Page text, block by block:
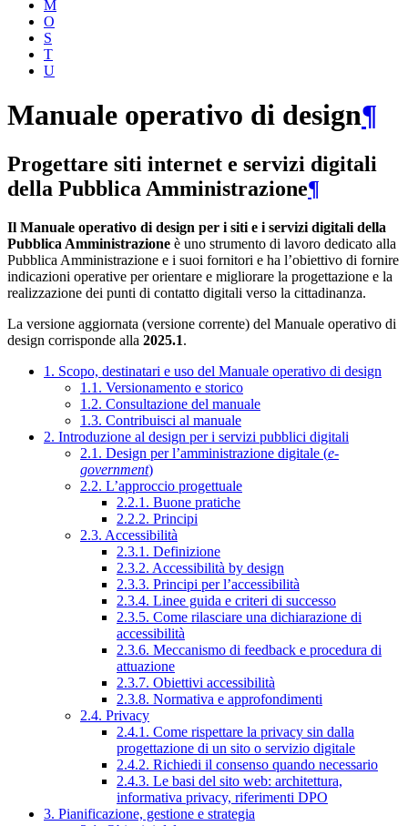
M
O
S
T
U
Manuale operativo di design¶
Progettare siti internet e servizi digitali
della Pubblica Amministrazione¶
Il Manuale operativo di design per i siti e i servizi digitali della
Pubblica Amministrazione è uno strumento di lavoro dedicato alla
Pubblica Amministrazione e i suoi fornitori e ha l’obiettivo di fornire
indicazioni operative per orientare e migliorare la progettazione e la
realizzazione dei punti di contatto digitali verso la cittadinanza.
La versione aggiornata (versione corrente) del Manuale operativo di
design corrisponde alla 2025.1.
1. Scopo, destinatari e uso del Manuale operativo di design
1.1. Versionamento e storico
1.2. Consultazione del manuale
1.3. Contribuisci al manuale
2. Introduzione al design per i servizi pubblici digitali
2.1. Design per l’amministrazione digitale (e-
government)
2.2. L’approccio progettuale
2.2.1. Buone pratiche
2.2.2. Principi
2.3. Accessibilità
2.3.1. Definizione
2.3.2. Accessibilità by design
2.3.3. Principi per l’accessibilità
2.3.4. Linee guida e criteri di successo
2.3.5. Come rilasciare una dichiarazione di
accessibilità
2.3.6. Meccanismo di feedback e procedura di
attuazione
2.3.7. Obiettivi accessibilità
2.3.8. Normativa e approfondimenti
2.4. Privacy
2.4.1. Come rispettare la privacy sin dalla
progettazione di un sito o servizio digitale
2.4.2. Richiedi il consenso quando necessario
2.4.3. Le basi del sito web: architettura,
informativa privacy, riferimenti DPO
3. Pianificazione, gestione e strategia